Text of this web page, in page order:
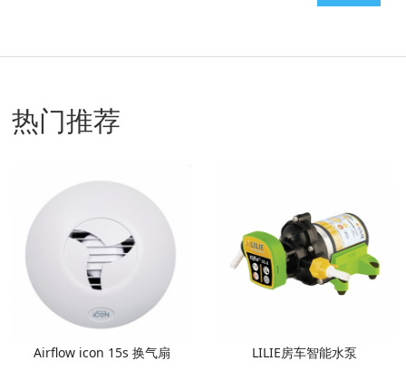
热门推荐
Airflow icon 15s 换气扇 LILIE房车智能水泵